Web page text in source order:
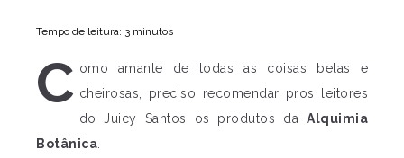
Tempo de leitura: 3 minutos
C omo amante de todas as coisas belas e
cheirosas, preciso recomendar pros leitores
do Juicy Santos os produtos da Alquimia
Botânica